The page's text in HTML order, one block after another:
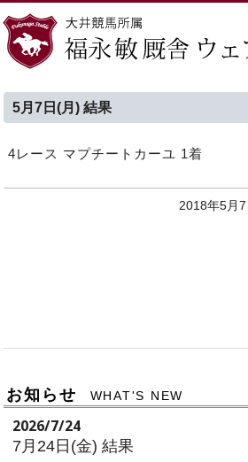
5月7日(月) 結果
4レース マプチートカーユ 1着
2018年5月7
お知らせ WHAT'S NEW
2026/7/24
7月24日(金) 結果